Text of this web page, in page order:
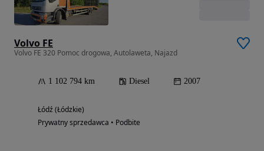
Volvo FE
Volvo FE 320 Pomoc drogowa, Autolaweta, Najazd
1 102 794 km Diesel 2007
Łódź (Łódzkie)
Prywatny sprzedawca • Podbite